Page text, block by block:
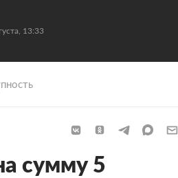
13:33
сумму 5